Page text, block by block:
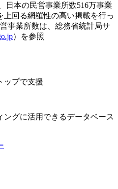
日本の民営事業所数516万事業
上回る網羅性の高い掲載を行っ
事業所数は、総務省統計局サ
）を参照
ップで支援
グに活用できるデータベース